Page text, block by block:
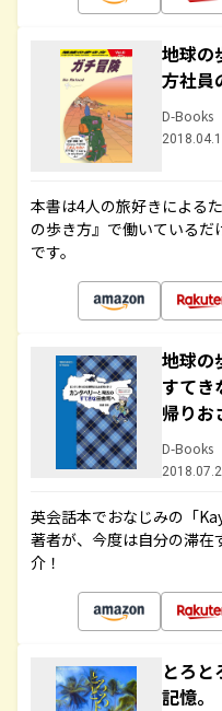
地球の
方社員
D-Books
本書は4人の旅好きによる
の歩き方』で働いている
です。
地球の
すてき
帰りお
D-Books
英会話本でおなじみの「
著者が、今度は自分の滞
介！
とろ
記憶